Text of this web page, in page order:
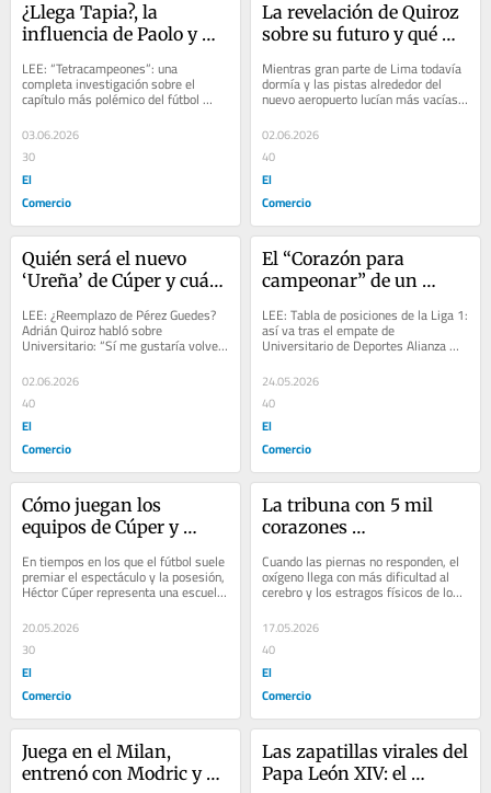
¿Llega Tapia?, la
influencia de Paolo y
Guede: El futuro de
Alianza a través de
Mandayo
LEE: “Tetracampeones”: una
completa investigación sobre el
capítulo más polémico del fútbol
peruano Tras la consagración
blanquiazul,...
03.06.2026
30
El
Comercio
La revelación de Quiroz
sobre su futuro y qué
ausencia de Renato
Tapia
Mientras gran parte de Lima todavía
dormía y las pistas alrededor del
nuevo aeropuerto lucían más vacías
que de costumbre, la selección
peruana...
02.06.2026
40
El
Comercio
Quién será el nuevo
‘Ureña’ de Cúper y cuál
cerrar su primer fichaje
de mitad de año
LEE: ¿Reemplazo de Pérez Guedes?
Adrián Quiroz habló sobre
Universitario: “Sí me gustaría volver,
totalmente” No fue un detalle menor.
En un...
02.06.2026
40
El
Comercio
El “Corazón para
campeonar” de un
emotivo abrazo de los
Navarro con Guede
LEE: Tabla de posiciones de la Liga 1:
así va tras el empate de
Universitario de Deportes Alianza
Lima llegó a la penúltima fecha del
Torneo...
24.05.2026
40
El
Comercio
Cómo juegan los
equipos de Cúper y
primeros los cambios en
su debut ante Nacional
En tiempos en los que el fútbol suele
premiar el espectáculo y la posesión,
Héctor Cúper representa una escuela
que no pide disculpas por...
20.05.2026
30
El
Comercio
La tribuna con 5 mil
corazones
decisión detrás de las 4
victorias en altura el
Cuando las piernas no responden, el
oxígeno llega con más dificultad al
cerebro y los estragos físicos de los
más de tres mil metros de altura
del...
17.05.2026
40
El
Comercio
Juega en el Milan,
entrenó con Modric y
Las zapatillas virales del
Papa León XIV: el